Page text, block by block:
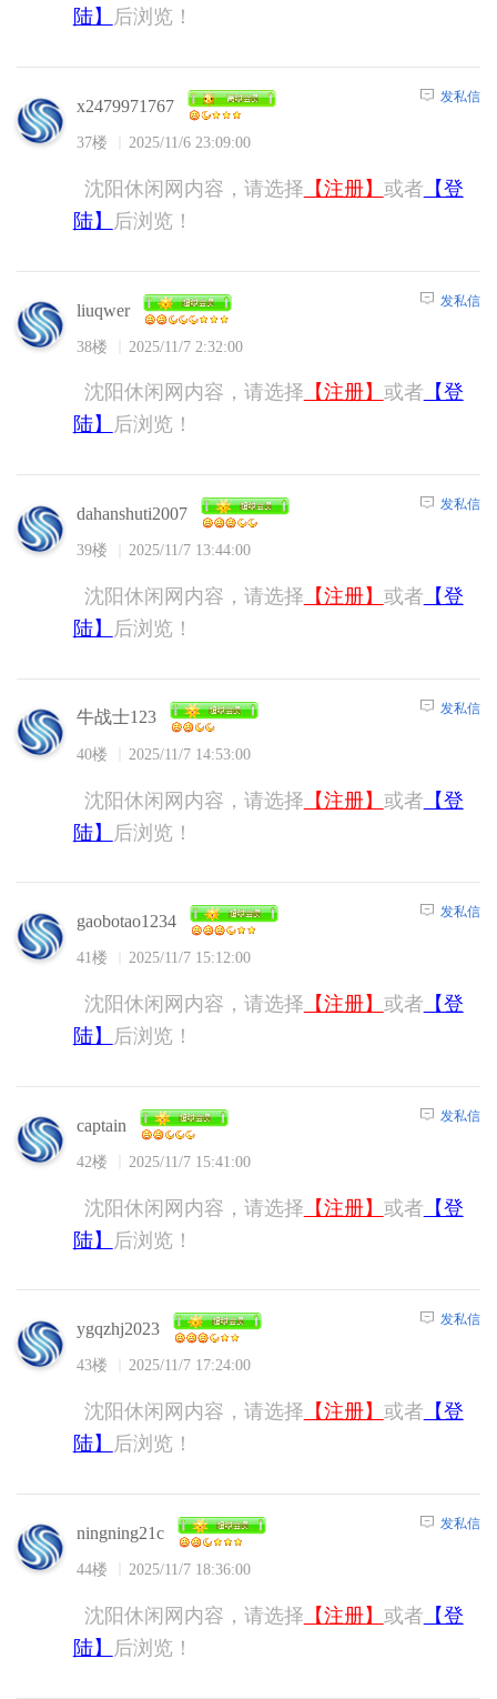
陆】 后浏览！
x2479971767
37楼 2025/11/6 23:09:00
发私信
沈阳休闲网内容，请选择 【注册】 或者 【登
陆】
后浏览！
liuqwer
38楼 2025/11/7 2:32:00
发私信
沈阳休闲网内容，请选择 【注册】 或者 【登
陆】
后浏览！
dahanshuti2007
39楼 2025/11/7 13:44:00
发私信
沈阳休闲网内容，请选择 【注册】 或者 【登
陆】
后浏览！
牛战士123
40楼 2025/11/7 14:53:00
发私信
沈阳休闲网内容，请选择 【注册】 或者 【登
陆】
后浏览！
gaobotao1234
41楼 2025/11/7 15:12:00
发私信
沈阳休闲网内容，请选择 【注册】 或者 【登
陆】
后浏览！
captain
42楼 2025/11/7 15:41:00
发私信
沈阳休闲网内容，请选择 【注册】 或者 【登
陆】
后浏览！
ygqzhj2023
43楼 2025/11/7 17:24:00
发私信
沈阳休闲网内容，请选择 【注册】 或者 【登
陆】
后浏览！
ningning21c
44楼 2025/11/7 18:36:00
发私信
沈阳休闲网内容，请选择 【注册】 或者 【登
陆】
后浏览！